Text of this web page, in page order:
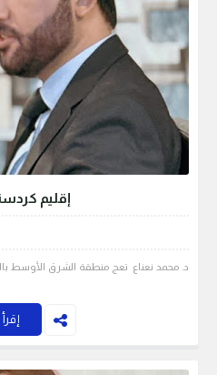
إقليم
د. محمد نعناع تعج منطقة الشرق الأوسط